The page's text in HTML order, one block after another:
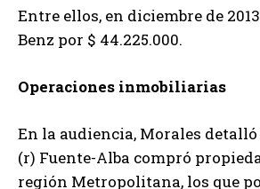
Entre ellos, en diciembre de
Benz por $ 44.225.000.
Operaciones inmobiliarias
En la audiencia, Morales
(r) Fuente-Alba compró
región Metropolitana, los que